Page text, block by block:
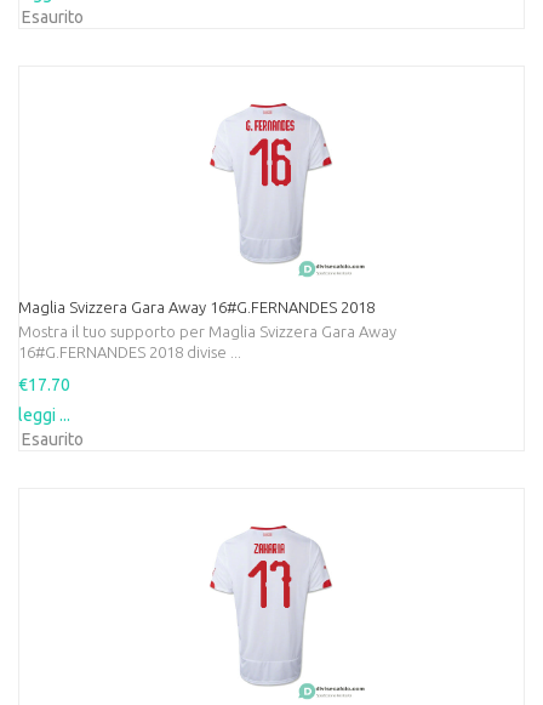
Esaurito
Maglia Svizzera Gara Away 16#G.FERNANDES 2018
Mostra il tuo supporto per Maglia Svizzera Gara Away
16#G.FERNANDES 2018 divise ...
€17.70
leggi ...
Esaurito